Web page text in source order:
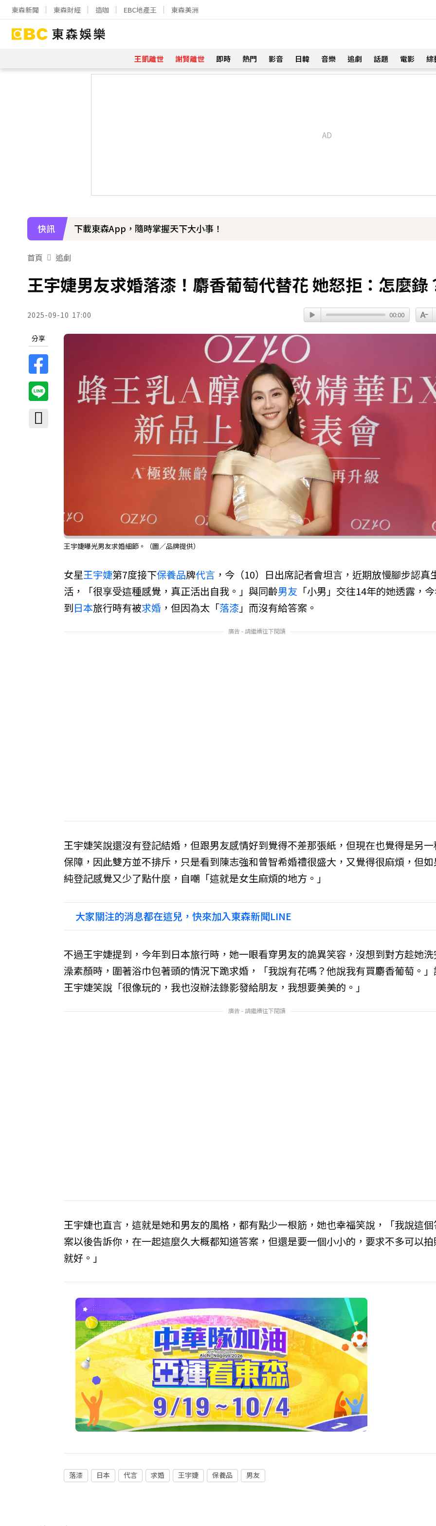
東森新聞 東森財經 造咖 EBC地產王 東森美洲
王凱離世 謝賢離世 即時 熱門 影音 日韓 音樂 追劇 話題 電影 綜
快訊 下載東森App，隨時掌握天下大小事！
首頁 追劇
王宇婕男友求婚落漆！麝香葡萄代替花 她怒拒：怎麼錄
2025-09-10 17:00 00:00
分享
王宇婕曝光男友求婚細節。（圖／品牌提供）
女星王宇婕第7度接下保養品牌代言 ，今（10）日出席記者會坦言，近期放慢腳步認真
活，「很享受這種感覺，真正活出自我。」與同齡男友 「小男」交往14年的她透露，
到日本旅行時有被求婚 ，但因為太「落漆」而沒有給答案。
廣告 - 請繼續往下閱讀
王宇婕笑說還沒有登記結婚，但跟男友感情好到覺得不差那張紙，但現在也覺得是另
保障，因此雙方並不排斥，只是看到陳志強和曾智希婚禮很盛大，又覺得很麻煩，但
純登記感覺又少了點什麼，自嘲「這就是女生麻煩的地方。」
大家關注的消息都在這兒，快來加入東森新聞LINE
不過王宇婕提到，今年到日本旅行時，她一眼看穿男友的詭異笑容，沒想到對方趁她
澡素顏時，圍著浴巾包著頭的情況下跪求婚，「我說有花嗎？他說我有買麝香葡萄。
王宇婕笑說「很像玩的，我也沒辦法錄影發給朋友，我想要美美的。」
廣告 - 請繼續往下閱讀
王宇婕也直言，這就是她和男友的風格，都有點少一根筋，她也幸福笑說，「我說這
案以後告訴你，在一起這麼久大概都知道答案，但還是要一個小小的，要求不多可以
就好。」
落漆 日本 代言 求婚 王宇婕 保養品 男友